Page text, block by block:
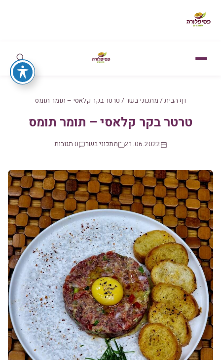
דף הבית / מתכוני בשר / טרטר בקר קלאסי – תומר תומס
טרטר בקר קלאסי – תומר תומס
21.06.2022 מתכוני בשר 0 תגובות